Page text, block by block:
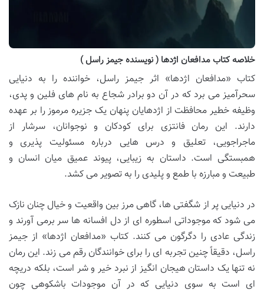
خلاصه کتاب مدافعان اژدها ( نویسنده جیمز راسل )
کتاب «مدافعان اژدها» اثر جیمز راسل، خواننده را به دنیایی
سحرآمیز می برد که در آن دو برادر شجاع به نام های فلین و پدی،
وظیفه خطیر محافظت از اژدهایان پنهان یک جزیره مرموز را بر عهده
دارند. این رمان فانتزی برای کودکان و نوجوانان، سرشار از
ماجراجویی، تعلیق و درس هایی درباره مسئولیت پذیری و
همبستگی است. داستان به زیبایی، پیوند عمیق میان انسان و
طبیعت و مبارزه با طمع و پلیدی را به تصویر می کشد.
در دنیایی پر از شگفتی ها، گاهی مرز بین واقعیت و خیال چنان نازک
می شود که موجوداتی اسطوره ای از دل افسانه ها سر برمی آورند و
زندگی عادی را دگرگون می کنند. کتاب «مدافعان اژدها» از جیمز
راسل، دقیقاً چنین تجربه ای را برای خوانندگان رقم می زند. این رمان
نه تنها یک داستان هیجان انگیز از نبرد خیر و شر است، بلکه دریچه
ای است به سوی دنیایی که در آن موجودات باشکوهی چون